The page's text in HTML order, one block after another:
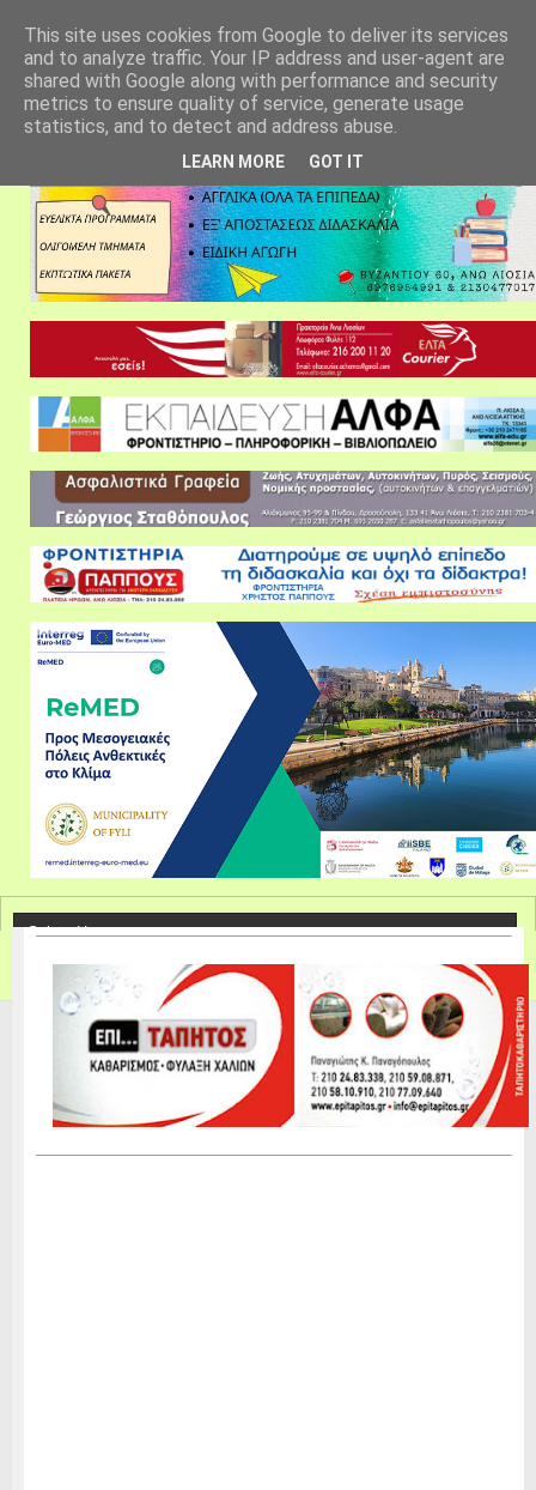
This site uses cookies from Google to deliver its services
and to analyze traffic. Your IP address and user-agent are
shared with Google along with performance and security
metrics to ensure quality of service, generate usage
statistics, and to detect and address abuse.
LEARN MORE GOT IT